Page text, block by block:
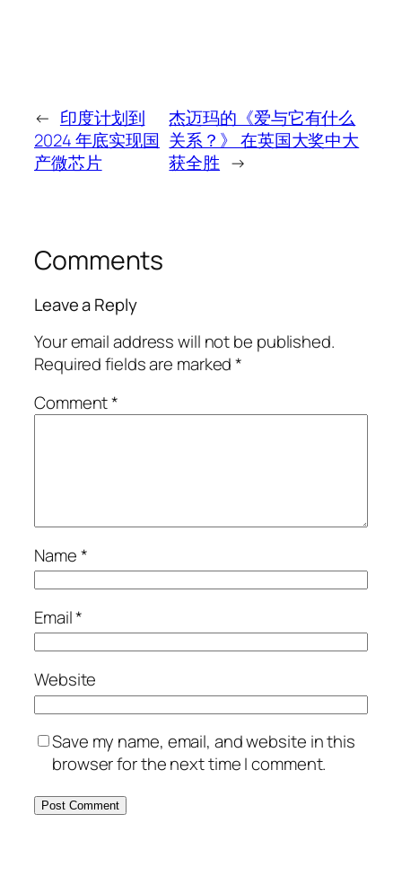
← 印度计划到
2024 年底实现国
产微芯片
杰迈玛的《爱与它有什么
关系？》 在英国大奖中大
获全胜 →
Comments
Leave a Reply
Your email address will not be published.
Required fields are marked*
Comment*
Name*
Email*
Website
Save my name, email, and website in this
browser for the next time I comment.